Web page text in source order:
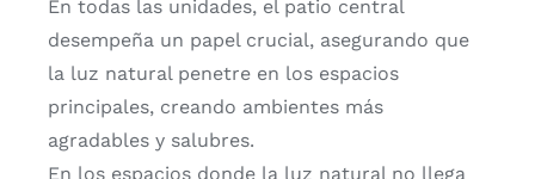
En todas las unidades, el patio central
desempeña un papel crucial, asegurando que
la luz natural penetre en los espacios
principales, creando ambientes más
agradables y salubres.
En los espacios donde la luz natural no llega